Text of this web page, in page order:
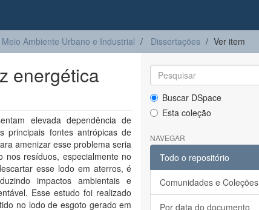
Ambiente Urbano e Industrial Dissertações Ver item
energética
elevada dependência de
principais fontes antrópicas de
amenizar esse problema seria
nos resíduos, especialmente no
esse lodo em aterros, é
impactos ambientais e
Esse estudo foi realizado
no lodo de esgoto gerado em
Buscar DSpace
Esta coleção
NAVEGAR
Todo o repositório
Comunidades e Coleções
Por data do documento